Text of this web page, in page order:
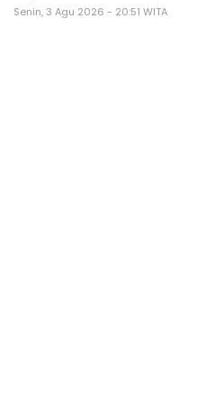
Senin, 3 Agu 2026 - 20:51 WITA